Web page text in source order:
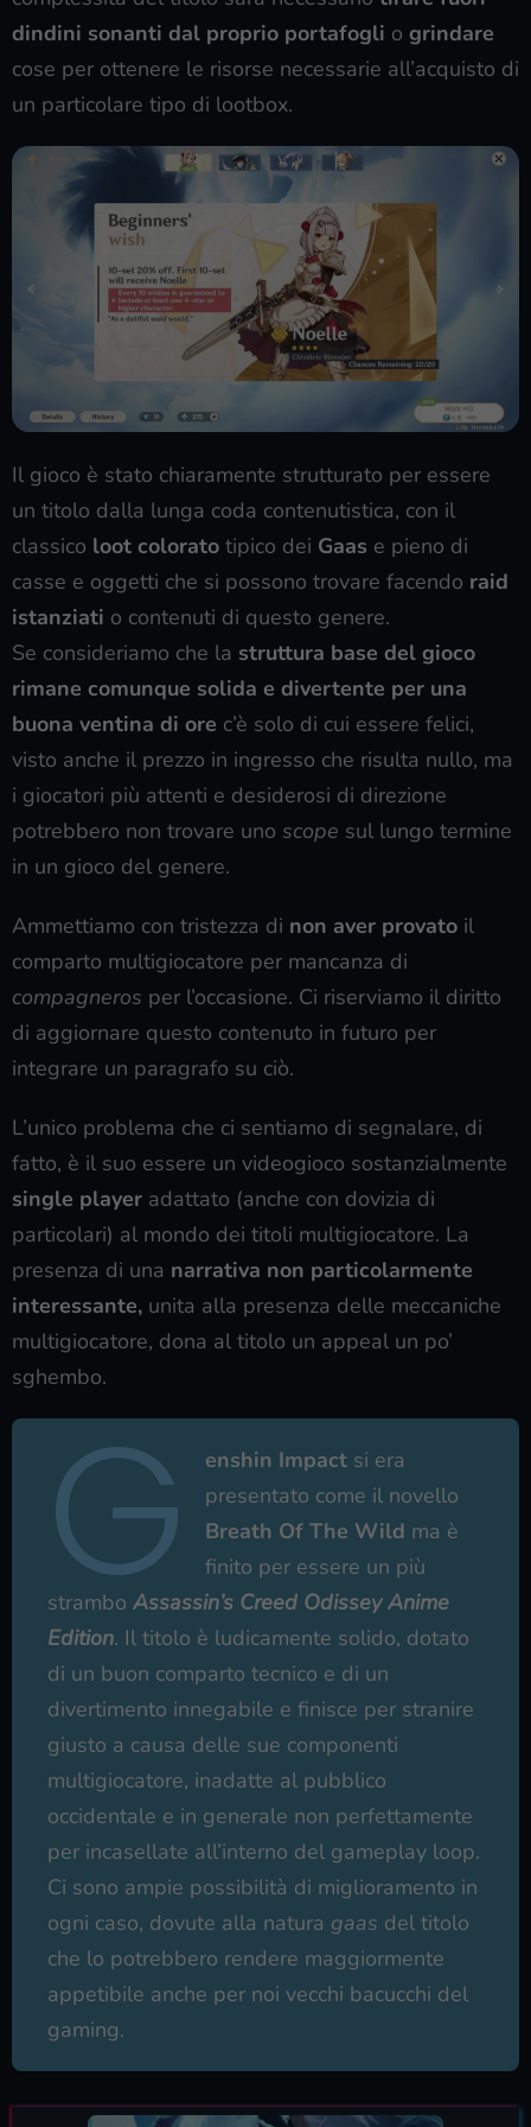
dindini sonanti dal proprio portafogli o grindare
cose per ottenere le risorse necessarie all’acquisto di
un particolare tipo di lootbox.
Il gioco è stato chiaramente strutturato per essere
un titolo dalla lunga coda contenutistica, con il
classico loot colorato tipico dei Gaas e pieno di
casse e oggetti che si possono trovare facendo raid
istanziati o contenuti di questo genere.
Se consideriamo che la struttura base del gioco
rimane comunque solida e divertente per una
buona ventina di ore c’è solo di cui essere felici,
visto anche il prezzo in ingresso che risulta nullo, ma
i giocatori più attenti e desiderosi di direzione
potrebbero non trovare uno scope sul lungo termine
in un gioco del genere.
Ammettiamo con tristezza di non aver provato il
comparto multigiocatore per mancanza di
compagneros per l’occasione. Ci riserviamo il diritto
di aggiornare questo contenuto in futuro per
integrare un paragrafo su ciò.
L’unico problema che ci sentiamo di segnalare, di
fatto, è il suo essere un videogioco sostanzialmente
single player adattato (anche con dovizia di
particolari) al mondo dei titoli multigiocatore. La
presenza di una narrativa non particolarmente
interessante, unita alla presenza delle meccaniche
multigiocatore, dona al titolo un appeal un po’
sghembo.
G enshin Impact si era
presentato come il novello
Breath Of The Wild ma è
finito per essere un più
strambo Assassin’s Creed Odissey Anime
Edition. Il titolo è ludicamente solido, dotato
di un buon comparto tecnico e di un
divertimento innegabile e finisce per stranire
giusto a causa delle sue componenti
multigiocatore, inadatte al pubblico
occidentale e in generale non perfettamente
per incasellate all’interno del gameplay loop.
Ci sono ampie possibilità di miglioramento in
ogni caso, dovute alla natura gaas del titolo
che lo potrebbero rendere maggiormente
appetibile anche per noi vecchi bacucchi del
gaming.